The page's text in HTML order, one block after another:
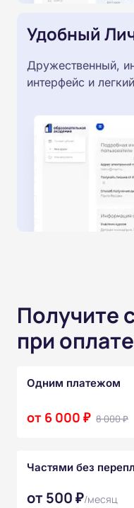
Удобный
Дружественный,
интерфейс и
Получите
при
Одним платежом
от 6 000 ₽ 8 000 ₽
Частями без
от 500 ₽/месяц